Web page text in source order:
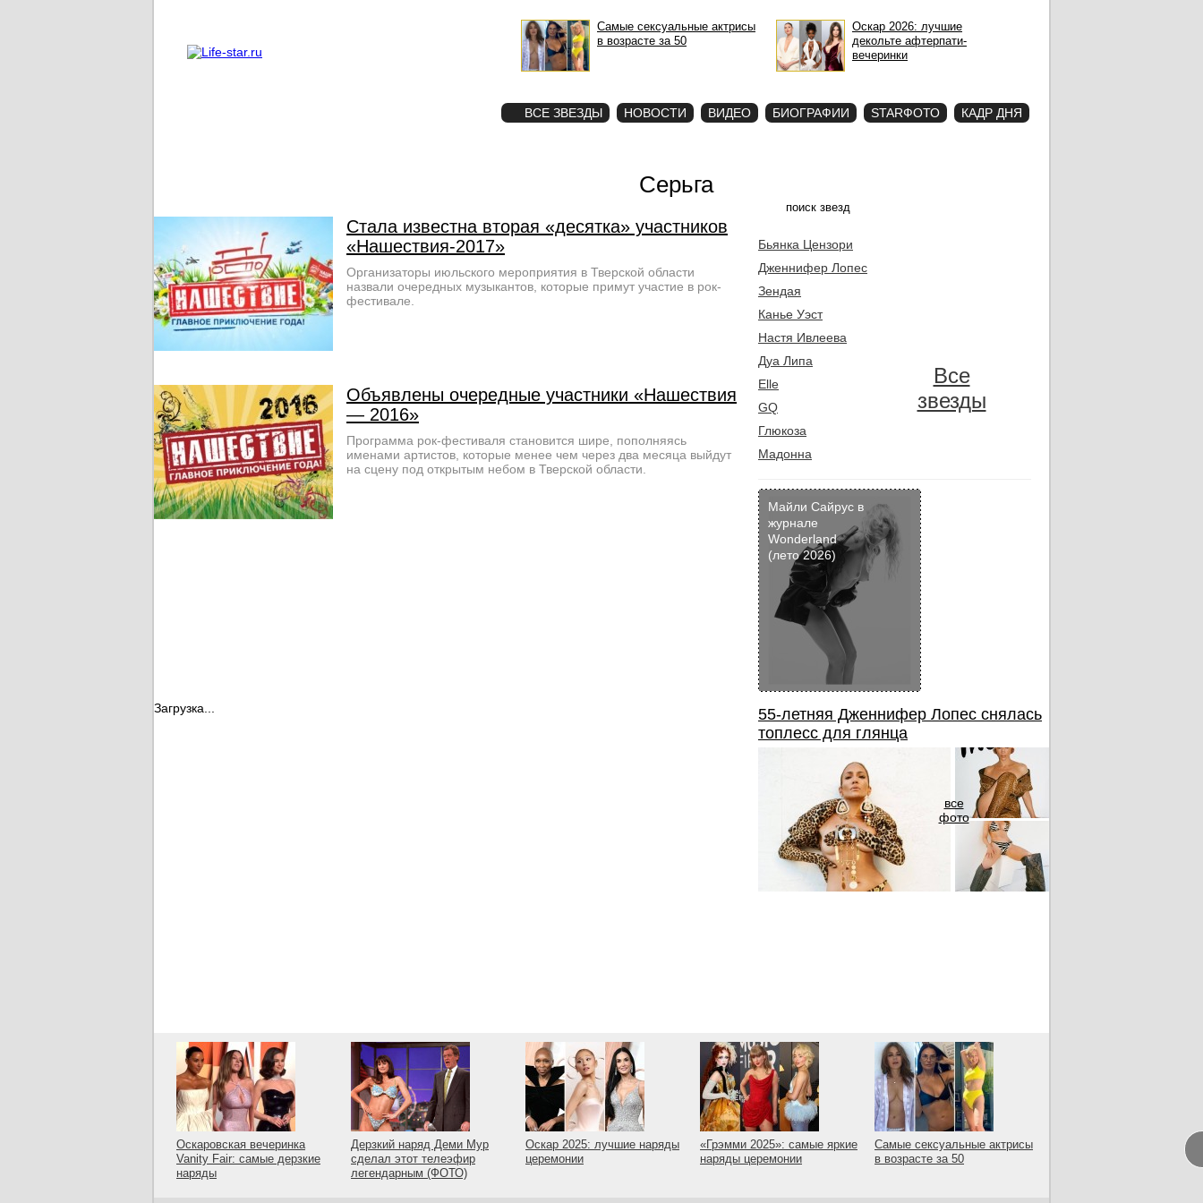
Самые сексуальные актрисы
в возрасте за 50
Оскар 2026: лучшие
декольте афтерпати-
вечеринки
ВСЕ ЗВЕЗДЫ НОВОСТИ ВИДЕО БИОГРАФИИ STARФОТО КАДР ДНЯ
Серьга
Стала известна вторая «десятка» участников
«Нашествия-2017»
Организаторы июльского мероприятия в Тверской области
назвали очередных музыкантов, которые примут участие в рок-
фестивале.
Объявлены очередные участники «Нашествия
— 2016»
Программа рок-фестиваля становится шире, пополняясь
именами артистов, которые менее чем через два месяца выйдут
на сцену под открытым небом в Тверской области.
Загрузка...
Бьянка Цензори
Дженнифер Лопес
Зендая
Канье Уэст
Настя Ивлеева
Дуа Липа
Elle
GQ
Глюкоза
Мадонна
Все
звезды
Майли Сайрус в
журнале
Wonderland
(лето 2026)
55-летняя Дженнифер Лопес снялась
топлесс для глянца
все
фото
Оскаровская вечеринка
Vanity Fair: самые дерзкие
наряды
Дерзкий наряд Деми Мур
сделал этот телеэфир
легендарным (ФОТО)
Оскар 2025: лучшие наряды
церемонии
«Грэмми 2025»: самые яркие
наряды церемонии
Самые сексуальные актрисы
в возрасте за 50